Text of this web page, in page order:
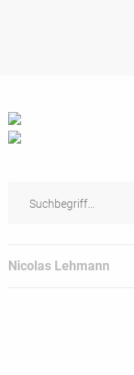
Nicolas Lehmann